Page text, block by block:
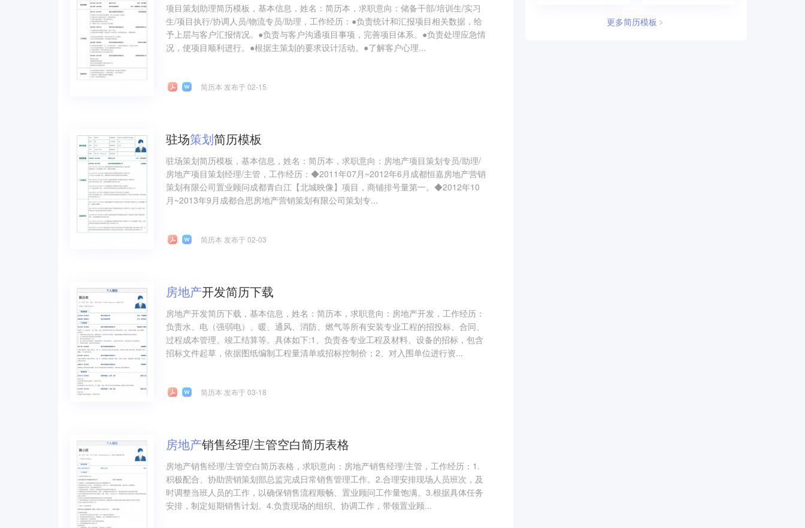
项目策划助理简历模板，基本信息，姓名：简历本，求职意向：储备干部/培训生/实习
生/项目执行/协调人员/物流专员/助理，工作经历：●负责统计和汇报项目相关数据，给
予上层与客户汇报情况。●负责与客户沟通项目事项，完善项目体系。●负责处理应急情
况，使项目顺利进行。●根据主策划的要求设计活动。●了解客户心理...
简历本 发布于 02-15
驻场策划简历模板
驻场策划简历模板，基本信息，姓名：简历本，求职意向：房地产项目策划专员/助理/
房地产项目策划经理/主管，工作经历：◆2011年07月~2012年6月成都恒嘉房地产营销
策划有限公司置业顾问成都青白江【北城映像】项目，商铺排号量第一。◆2012年10
月~2013年9月成都合思房地产营销策划有限公司策划专...
简历本 发布于 02-03
房地产开发简历下载
房地产开发简历下载，基本信息，姓名：简历本，求职意向：房地产开发，工作经历：
负责水、电（强弱电）、暖、通风、消防、燃气等所有安装专业工程的招投标、合同、
过程成本管理、竣工结算等。具体如下:1、负责各专业工程及材料、设备的招标，包含
招标文件起草，依据图纸编制工程量清单或招标控制价；2、对入围单位进行资...
简历本 发布于 03-18
房地产销售经理/主管空白简历表格
房地产销售经理/主管空白简历表格，求职意向：房地产销售经理/主管，工作经历：1.
积极配合、协助营销策划部总监完成日常销售管理工作。2.合理安排现场人员班次，及
时调整当班人员的工作，以确保销售流程顺畅、置业顾问工作量饱满。3.根据具体任务
安排，制定短期销售计划。4.负责现场的组织、协调工作，带领置业顾...
更多简历模板﹥